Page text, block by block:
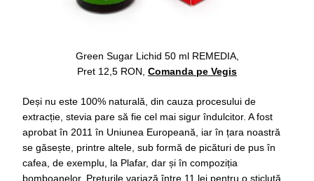
Green Sugar Lichid 50 ml REMEDIA,
Pret 12,5 RON, Comanda pe Vegis
Deși nu este 100% naturală, din cauza procesului de
extracție, stevia pare să fie cel mai sigur îndulcitor. A fost
aprobat în 2011 în Uniunea Europeană, iar în țara noastră
se găsește, printre altele, sub formă de picături de pus în
cafea, de exemplu, la Plafar, dar și în compoziția
bomboanelor. Prețurile variază între 11 lei pentru o sticluță